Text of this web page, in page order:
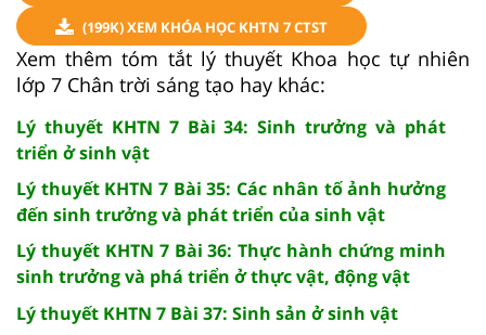
(199K) XEM KHÓA HỌC KHTN 7 CTST
Xem thêm tóm tắt lý thuyết Khoa học tự nhiên
lớp 7 Chân trời sáng tạo hay khác:
Lý thuyết KHTN 7 Bài 34: Sinh trưởng và phát
triển ở sinh vật
Lý thuyết KHTN 7 Bài 35: Các nhân tố ảnh hưởng
đến sinh trưởng và phát triển của sinh vật
Lý thuyết KHTN 7 Bài 36: Thực hành chứng minh
sinh trưởng và phá triển ở thực vật, động vật
Lý thuyết KHTN 7 Bài 37: Sinh sản ở sinh vật